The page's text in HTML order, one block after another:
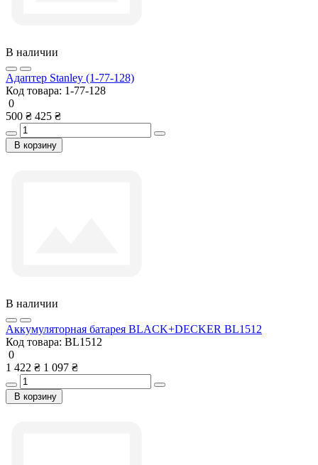
В наличии
Адаптер Stanley (1-77-128)
Код товара: 1-77-128
0
500 ₴ 425 ₴
В корзину
В наличии
Аккумуляторная батарея BLACK+DECKER BL1512
Код товара: BL1512
0
1 422 ₴ 1 097 ₴
В корзину